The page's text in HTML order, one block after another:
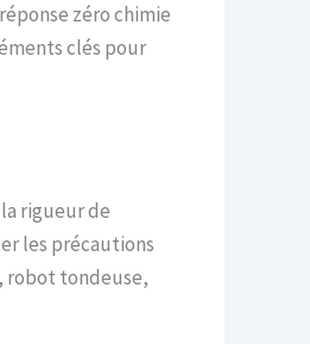
zéro chimie
clés pour
rigueur de
les précautions
robot tondeuse,